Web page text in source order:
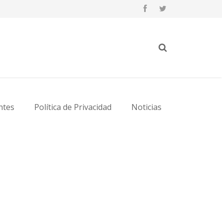
Política de Privacidad Noticias